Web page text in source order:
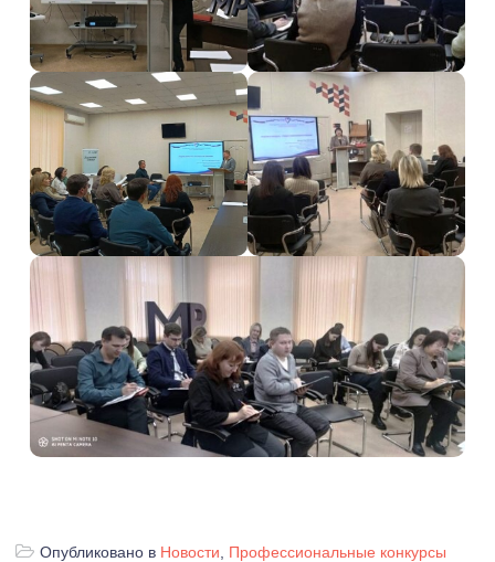
Опубликовано в Новости Профессиональные конкурсы